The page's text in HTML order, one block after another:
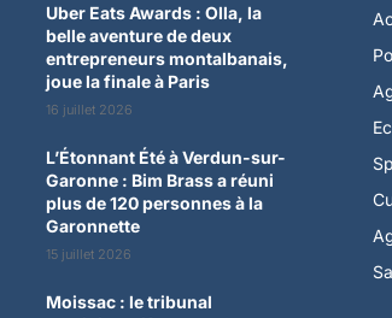
Uber Eats Awards : Olla, la
belle aventure de deux
entrepreneurs montalbanais,
joue la finale à Paris
16 juillet 2026
L’Étonnant Été à Verdun-sur-
Garonne : Bim Brass a réuni
plus de 120 personnes à la
Garonnette
15 juillet 2026
Moissac : le tribunal